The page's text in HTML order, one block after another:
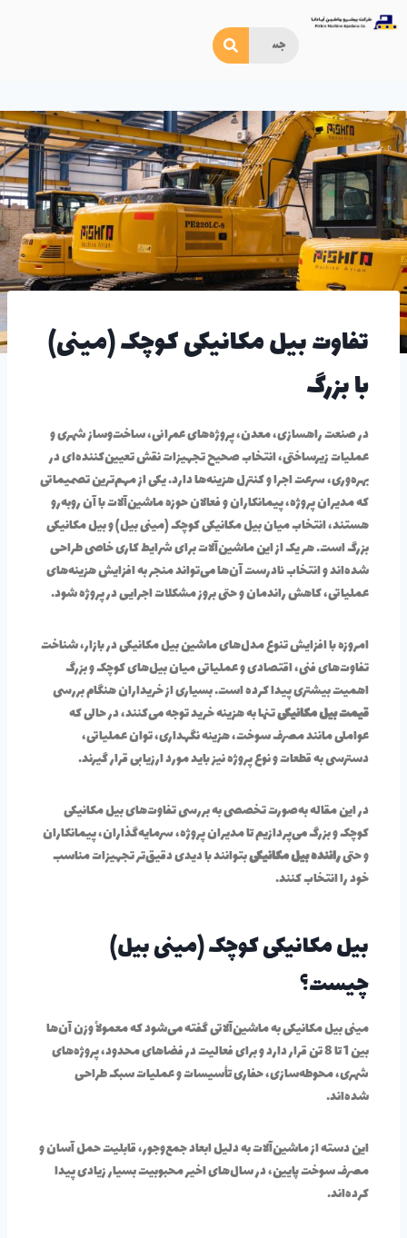
تفاوت بیل مکانیکی کوچک (مینی)
با بزرگ
در صنعت راهسازی، معدن، پروژه‌های عمرانی، ساخت‌وساز شهری و
عملیات زیرساختی، انتخاب صحیح تجهیزات نقش تعیین‌کننده‌ای در
بهره‌وری، سرعت اجرا و کنترل هزینه‌ها دارد. یکی از مهم‌ترین تصمیماتی
که مدیران پروژه، پیمانکاران و فعالان حوزه ماشین‌آلات با آن روبه‌رو
هستند، انتخاب میان بیل مکانیکی کوچک (مینی بیل) و بیل مکانیکی
بزرگ است. هر یک از این ماشین‌آلات برای شرایط کاری خاصی طراحی
شده‌اند و انتخاب نادرست آن‌ها می‌تواند منجر به افزایش هزینه‌های
عملیاتی، کاهش راندمان و حتی بروز مشکلات اجرایی در پروژه شود.
امروزه با افزایش تنوع مدل‌های ماشین بیل مکانیکی در بازار، شناخت
تفاوت‌های فنی، اقتصادی و عملیاتی میان بیل‌های کوچک و بزرگ
اهمیت بیشتری پیدا کرده است. بسیاری از خریداران هنگام بررسی
قیمت بیل مکانیکیتنها به هزینه خرید توجه می‌کنند، در حالی که
عواملی مانند مصرف سوخت، هزینه نگهداری، توان عملیاتی،
دسترسی به قطعات و نوع پروژه نیز باید مورد ارزیابی قرار گیرند.
در این مقاله به‌صورت تخصصی به بررسی تفاوت‌های بیل مکانیکی
کوچک و بزرگ می‌پردازیم تا مدیران پروژه، سرمایه‌گذاران، پیمانکاران
و حتیراننده بیل مکانیکیبتوانند با دیدی دقیق‌تر تجهیزات مناسب
خود را انتخاب کنند.
بیل مکانیکی کوچک (مینی بیل)
چیست؟
مینی بیل مکانیکی به ماشین‌آلاتی گفته می‌شود که معمولاً وزن آن‌ها
بین 1 تا 8 تن قرار دارد و برای فعالیت در فضاهای محدود، پروژه‌های
شهری، محوطه‌سازی، حفاری تأسیسات و عملیات سبک طراحی
شده‌اند.
این دسته از ماشین‌آلات به دلیل ابعاد جمع‌وجور، قابلیت حمل آسان و
مصرف سوخت پایین، در سال‌های اخیر محبوبیت بسیار زیادی پیدا
کرده‌اند.